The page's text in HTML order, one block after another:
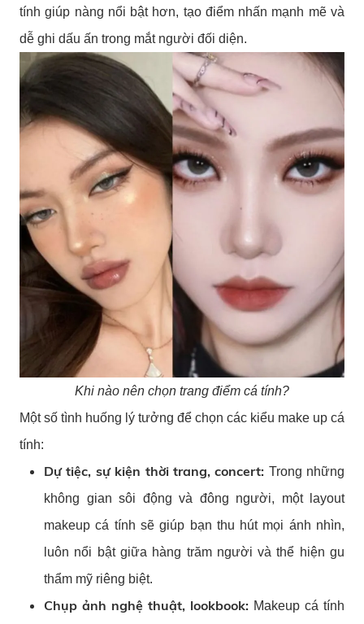
tính giúp nàng nổi bật hơn, tạo điểm nhấn mạnh mẽ và
dễ ghi dấu ấn trong mắt người đối diện.
Khi nào nên chọn trang điểm cá tính?
Một số tình huống lý tưởng để chọn các kiểu make up cá
tính:
Dự tiệc, sự kiện thời trang, concert: Trong những
không gian sôi động và đông người, một layout
makeup cá tính sẽ giúp bạn thu hút mọi ánh nhìn,
luôn nổi bật giữa hàng trăm người và thể hiện gu
thẩm mỹ riêng biệt.
Chụp ảnh nghệ thuật, lookbook: Makeup cá tính